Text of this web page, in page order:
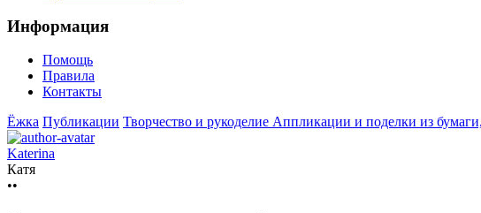
Информация
Помощь
Правила
Контакты
Ёжка Публикации Творчество и рукоделие Аппликации и поделки из
Katerina
Катя
••